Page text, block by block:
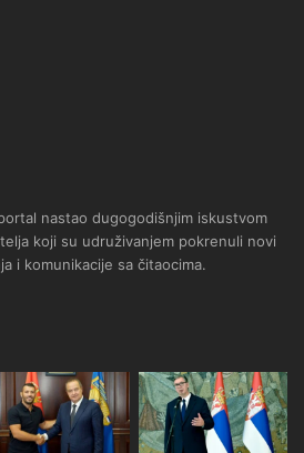
nastao dugogodišnjim iskustvom
koji su udruživanjem pokrenuli novi
i komunikacije sa čitaocima.